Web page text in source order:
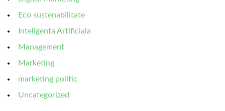
Eco sustenabilitate
Inteligenta Artificiala
Management
Marketing
marketing politic
Uncategorized